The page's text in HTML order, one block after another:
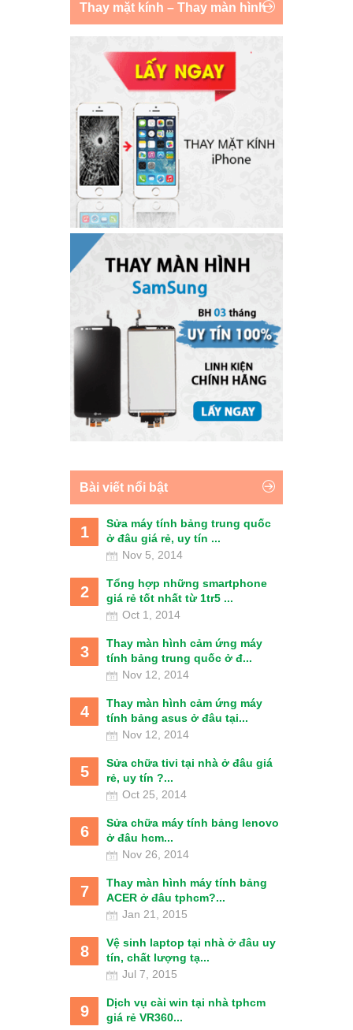
Thay mặt kính – Thay màn hình
Bài viết nổi bật
1
Sửa máy tính bảng trung quốc
ở đâu giá rẻ, uy tín ...
Nov 5, 2014
2
Tổng hợp những smartphone
giá rẻ tốt nhất từ 1tr5 ...
Oct 1, 2014
3
Thay màn hình cảm ứng máy
tính bảng trung quốc ở đ...
Nov 12, 2014
4
Thay màn hình cảm ứng máy
tính bảng asus ở đâu tại...
Nov 12, 2014
5
Sửa chữa tivi tại nhà ở đâu giá
rẻ, uy tín ?...
Oct 25, 2014
6
Sửa chữa máy tính bảng lenovo
ở đâu hcm...
Nov 26, 2014
7
Thay màn hình máy tính bảng
ACER ở đâu tphcm?...
Jan 21, 2015
8
Vệ sinh laptop tại nhà ở đâu uy
tín, chất lượng tạ...
Jul 7, 2015
9
Dịch vụ cài win tại nhà tphcm
giá rẻ VR360...